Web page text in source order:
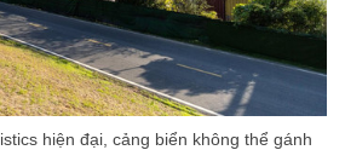
hiện đại, cảng biển không thể gánh